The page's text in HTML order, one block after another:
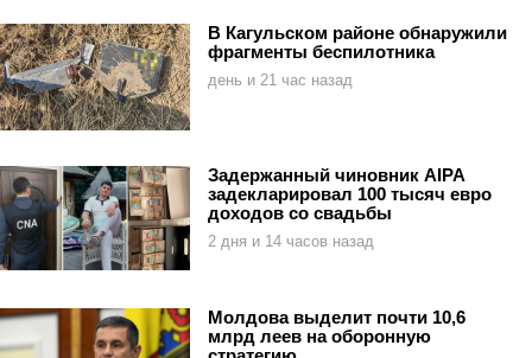
В Кагульском районе обнаружили
фрагменты беспилотника
день и 21 час назад
Задержанный чиновник AIPA
задекларировал 100 тысяч евро
доходов со свадьбы
2 дня и 14 часов назад
Молдова выделит почти 10,6
млрд леев на оборонную